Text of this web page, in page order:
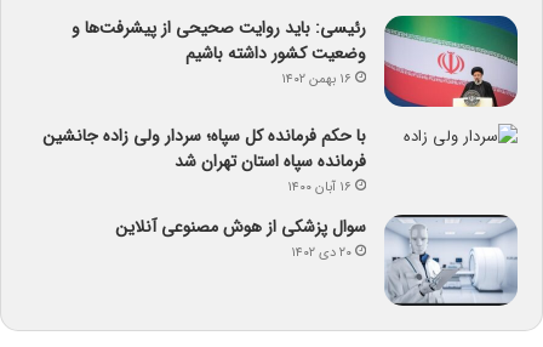
رئیسی: باید روایت صحیحی از پیشرفت‌ها و
وضعیت کشور داشته باشیم
۱۶ بهمن ۱۴۰۲
با حکم فرمانده کل سپاه؛ سردار ولی زاده جانشین
فرمانده سپاه استان تهران شد
۱۶ آبان ۱۴۰۰
سوال پزشکی از هوش مصنوعی آنلاین
۲۰ دی ۱۴۰۲